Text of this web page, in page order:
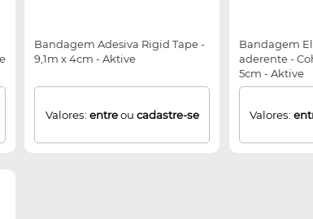
Bandagem Adesiva Rigid Tape -
9,1m x 4cm - Aktive
Valores: entreou cadastre-se
Bandagem
aderente -
5cm - Aktive
Valores: